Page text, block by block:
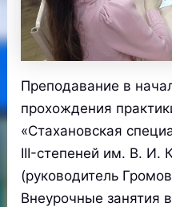
Преподавание в
прохождения
«Стахановская
III-степеней им. В. И.
(руководитель
Внеурочные занятия